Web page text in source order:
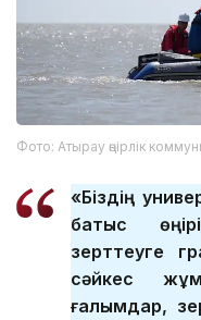
Фото: Атырау өңірлік
«Біздің
батыс
зерттеуге
сәйкес
ғалымдар,